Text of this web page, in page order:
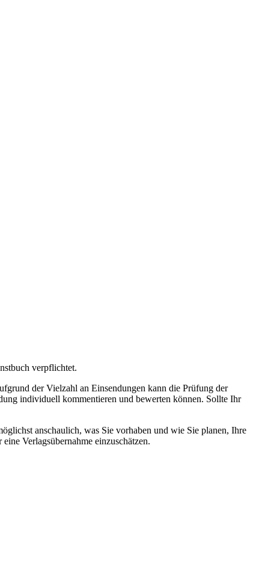
verpflichtet.
der Vielzahl an Einsendungen kann die Prüfung der
individuell kommentieren und bewerten können. Sollte Ihr
anschaulich, was Sie vorhaben und wie Sie planen, Ihre
Verlagsübernahme einzuschätzen.